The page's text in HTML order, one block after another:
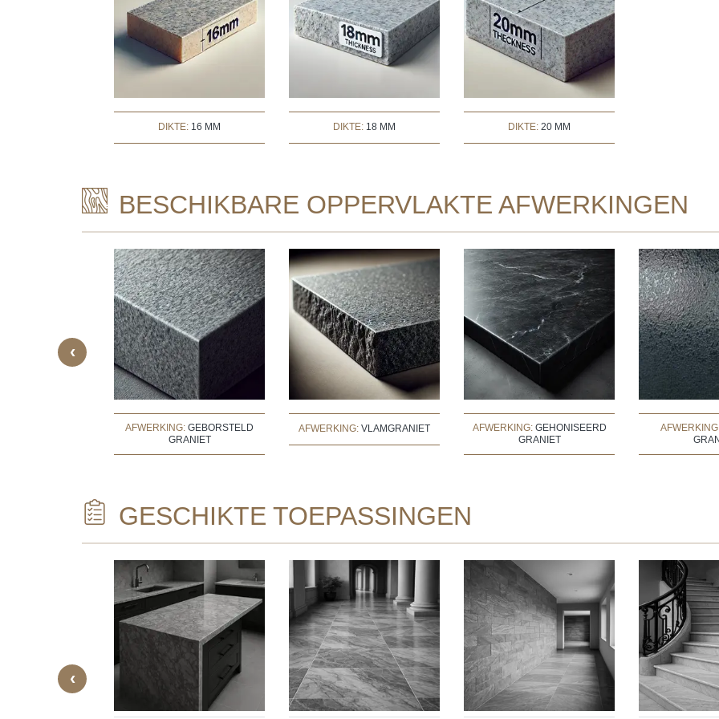
DIKTE: 16 MM DIKTE: 18 MM DIKTE: 20 MM
BESCHIKBARE OPPERVLAKTE AFWERKINGEN
‹
AFWERKING: GEBORSTELD
GRANIET
AFWERKING: VLAMGRANIET AFWERKING: GEHONISEERD
GRANIET
GESCHIKTE TOEPASSINGEN
‹